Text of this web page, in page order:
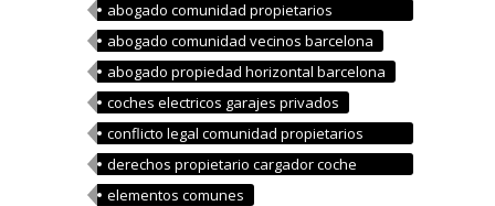
abogado comunidad propietarios
barcelona
abogado comunidad vecinos barcelona
abogado propiedad horizontal barcelona
coches electricos garajes privados
conflicto legal comunidad propietarios
cargador electrico
derechos propietario cargador coche
electrico
elementos comunes